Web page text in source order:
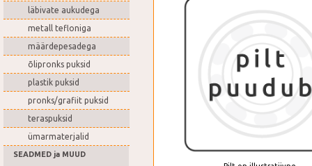
läbivate aukudega
metall tefloniga
määrdepesadega
õlipronks puksid
plastik puksid
pronks/grafiit puksid
teraspuksid
ümarmaterjalid
SEADMED ja MUUD